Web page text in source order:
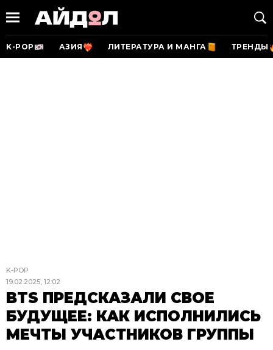
K-POP АЗИЯ ЛИТЕРАТУРА И МАНГА ТРЕНДЫ
K-POP
19.02.2025, 12:02
BTS ПРЕДСКАЗАЛИ СВОЕ
БУДУЩЕЕ: КАК ИСПОЛНИЛИСЬ
МЕЧТЫ УЧАСТНИКОВ ГРУППЫ